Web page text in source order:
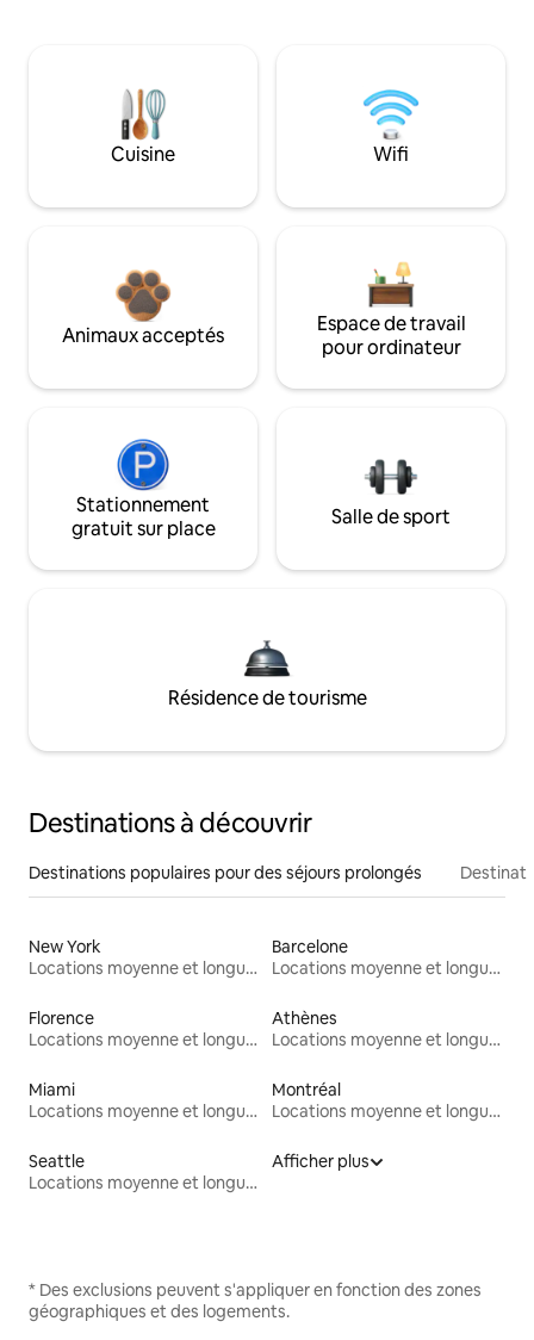
Cuisine Wifi
Animaux acceptés
Espace de travail
pour ordinateur
Stationnement
gratuit sur place
Salle de sport
Résidence de tourisme
Destinations à découvrir
Destinations populaires pour des séjours prolongés
New York
Locations moyenne et longue durée
Barcelone
Locations moyenne et longue durée
Florence
Locations moyenne et longue durée
Athènes
Locations moyenne et longue durée
Miami
Locations moyenne et longue durée
Montréal
Locations moyenne et longue durée
Seattle
Locations moyenne et longue durée
Afficher plus
* Des exclusions peuvent s'appliquer en fonction des zones
géographiques et des logements.